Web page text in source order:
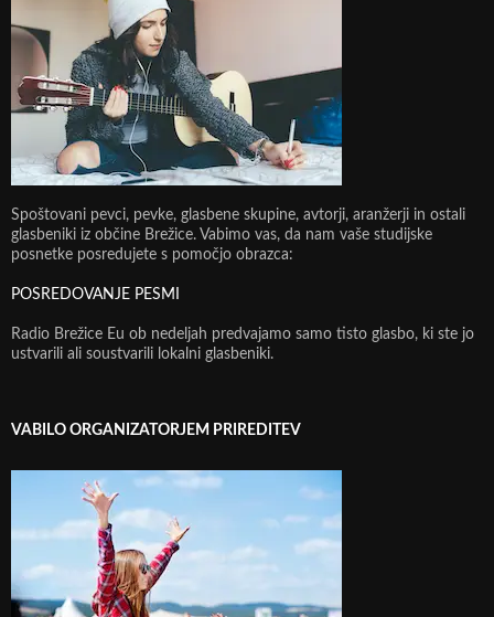
Spoštovani pevci, pevke, glasbene skupine, avtorji, aranžerji in ostali
glasbeniki iz občine Brežice. Vabimo vas, da nam vaše studijske
posnetke posredujete s pomočjo obrazca:
POSREDOVANJE PESMI
Radio Brežice Eu ob nedeljah predvajamo samo tisto glasbo, ki ste jo
ustvarili ali soustvarili lokalni glasbeniki.
VABILO ORGANIZATORJEM PRIREDITEV